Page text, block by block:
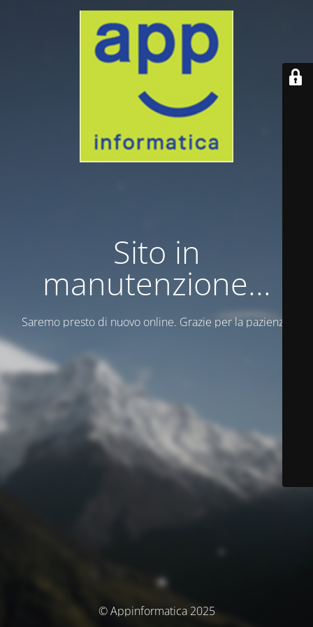
Sito in
manutenzione...
Saremo presto di nuovo online. Grazie per la pazienza.
© Appinformatica 2025